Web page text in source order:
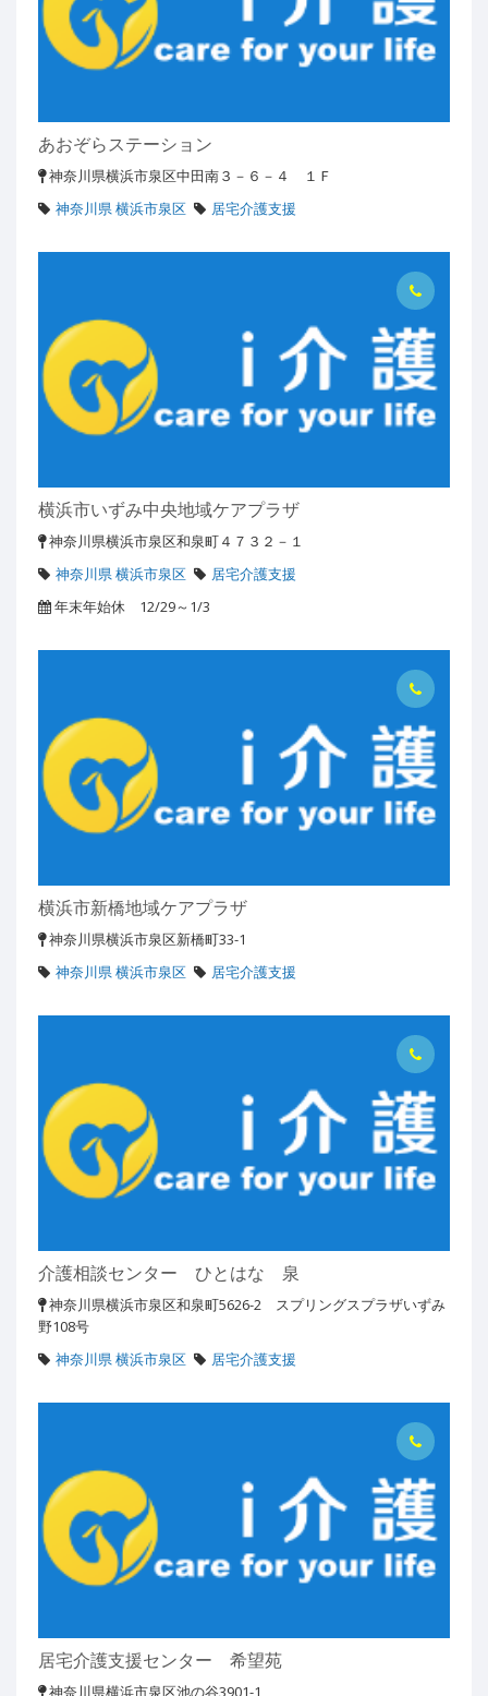
あおぞらステーション
神奈川県横浜市泉区中田南３－６－４ １Ｆ
神奈川県 横浜市泉区
居宅介護支援
横浜市いずみ中央地域ケアプラザ
神奈川県横浜市泉区和泉町４７３２－１
神奈川県 横浜市泉区
居宅介護支援
年末年始休 12/29～1/3
横浜市新橋地域ケアプラザ
神奈川県横浜市泉区新橋町33-1
神奈川県 横浜市泉区
居宅介護支援
介護相談センター ひとはな 泉
神奈川県横浜市泉区和泉町5626-2 スプリングスプラザいずみ
野108号
神奈川県 横浜市泉区
居宅介護支援
居宅介護支援センター 希望苑
神奈川県横浜市泉区池の谷3901-1